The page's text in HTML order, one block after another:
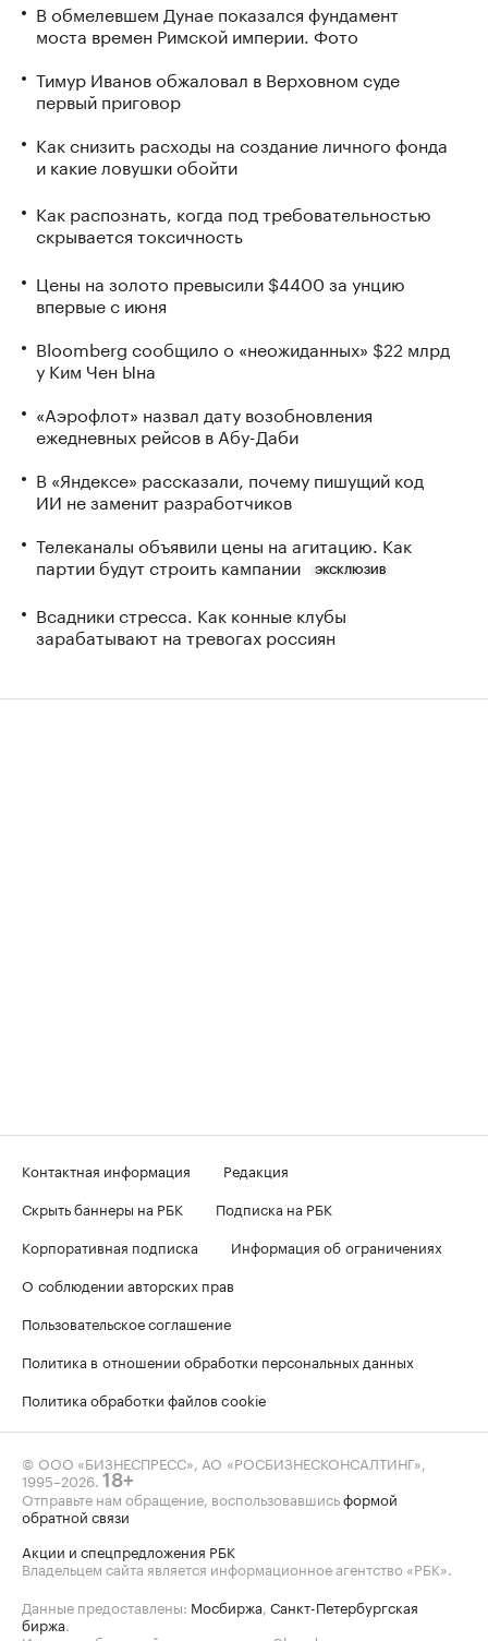
В обмелевшем Дунае показался фундамент
моста времен Римской империи. Фото
Тимур Иванов обжаловал в Верховном суде
первый приговор
Как снизить расходы на создание личного фонда
и какие ловушки обойти
Как распознать, когда под требовательностью
скрывается токсичность
Цены на золото превысили $4400 за унцию
впервые с июня
Bloomberg сообщило о «неожиданных» $22 млрд
у Ким Чен Ына
«Аэрофлот» назвал дату возобновления
ежедневных рейсов в Абу-Даби
В «Яндексе» рассказали, почему пишущий код
ИИ не заменит разработчиков
Телеканалы объявили цены на агитацию. Как
партии будут строить кампании
ЭКСКЛЮЗИВ
Всадники стресса. Как конные клубы
зарабатывают на тревогах россиян
Контактная информация
Редакция
Скрыть баннеры на РБК
Подписка на РБК
Корпоративная подписка
Информация об ограничениях
О соблюдении авторских прав
Пользовательское соглашение
Политика в отношении обработки персональных данных
Политика обработки файлов cookie
© ООО «БИЗНЕСПРЕСС», АО «РОСБИЗНЕСКОНСАЛТИНГ»,
1995–2026 18+
Отправьте нам обращение, воспользовавшисьформой
обратной связи
Акции и спецпредложения РБК
Владельцем сайта является информационное агентство «РБК».
Данные предоставлены: Мосбиржа Санкт-Петербургская
биржа